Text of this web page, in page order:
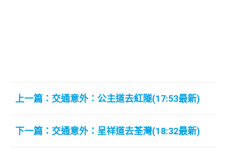
上一篇：交通意外：公主道去紅隧(17:53最新)
下一篇：交通意外：呈祥道去荃灣(18:32最新)